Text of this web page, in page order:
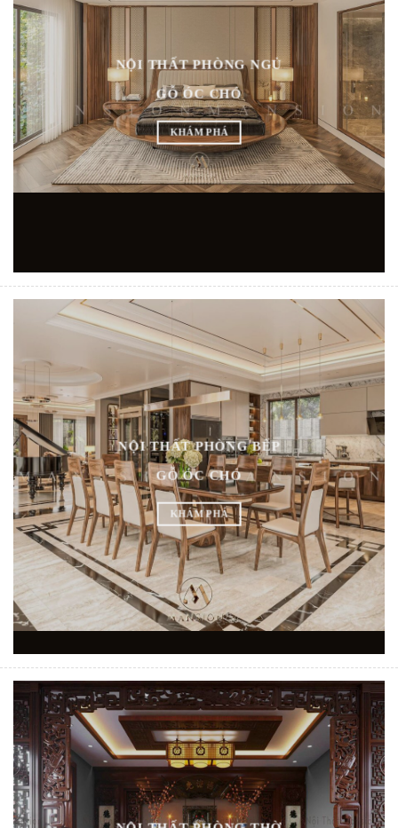
NỘI THẤT PHÒNG NGỦ
GỖ ÓC CHÓ
KHÁM PHÁ
NỘI THẤT PHÒNG BẾP
GỖ ÓC CHÓ
KHÁM PHÁ